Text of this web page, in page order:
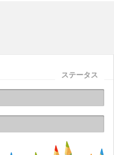
ステータス